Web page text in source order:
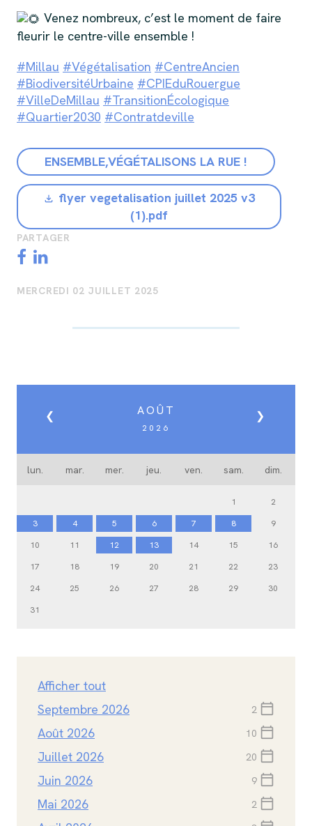
Venez nombreux, c’est le moment de faire
fleurir le centre-ville ensemble !
#Millau #Végétalisation #CentreAncien
#BiodiversitéUrbaine #CPIEduRouergue
#VilleDeMillau #TransitionÉcologique
#Quartier2030 #Contratdeville
ENSEMBLE,VÉGÉTALISONS LA RUE !
flyer vegetalisation juillet 2025 v3
(1).pdf
PARTAGER
MERCREDI 02 JUILLET 2025
❮ ❯
AOÛT
2026
lun. mar. mer. jeu. ven. sam. dim.
1
2
3
4 5 6 7 8
9
10
11 12 13 14 15
16
17
18 19 20 21 22
23
24
25 26 27 28 29
30
31
Afficher tout
Septembre 2026
2 calendar_today
Août 2026 10 calendar_today
Juillet 2026 20 calendar_today
Juin 2026 9 calendar_today
Mai 2026 2 calendar_today